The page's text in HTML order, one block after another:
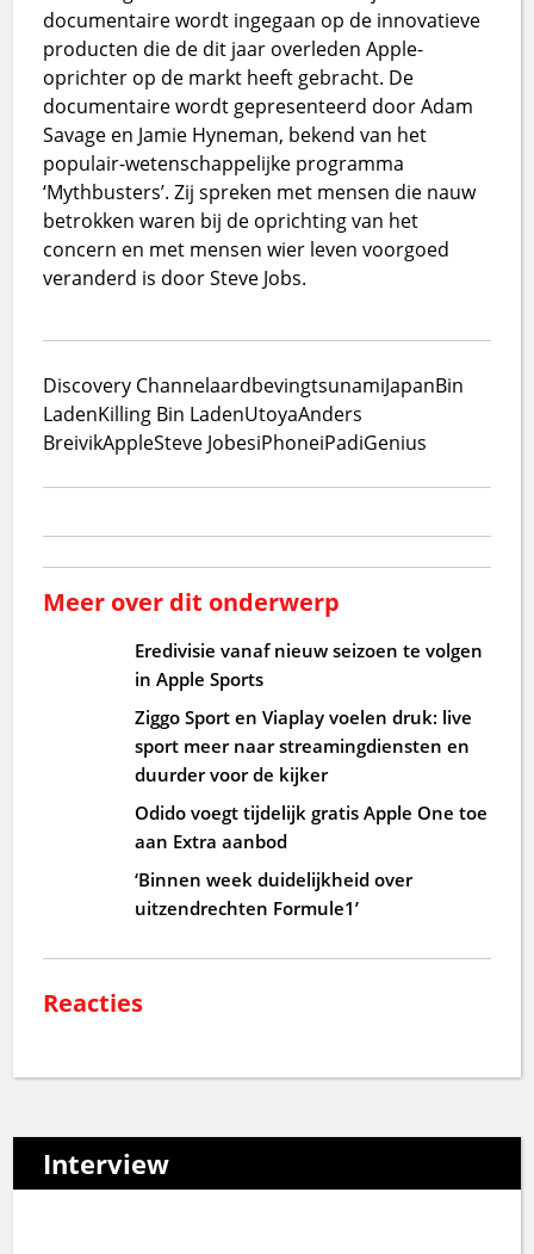
documentaire wordt ingegaan op de innovatieve
producten die de dit jaar overleden Apple-
oprichter op de markt heeft gebracht. De
documentaire wordt gepresenteerd door Adam
Savage en Jamie Hyneman, bekend van het
populair-wetenschappelijke programma
‘Mythbusters’. Zij spreken met mensen die nauw
betrokken waren bij de oprichting van het
concern en met mensen wier leven voorgoed
veranderd is door Steve Jobs.
Discovery ChannelaardbevingtsunamiJapanBin
LadenKilling Bin LadenUtoyaAnders
BreivikAppleSteve JobesiPhoneiPadiGenius
Meer over dit onderwerp
Eredivisie vanaf nieuw seizoen te volgen
in Apple Sports
Ziggo Sport en Viaplay voelen druk: live
sport meer naar streamingdiensten en
duurder voor de kijker
Odido voegt tijdelijk gratis Apple One toe
aan Extra aanbod
‘Binnen week duidelijkheid over
uitzendrechten Formule1’
Reacties
Interview